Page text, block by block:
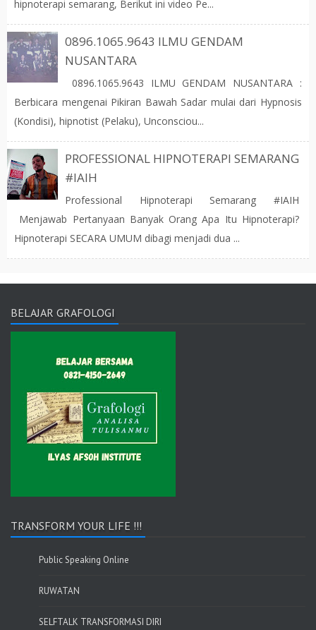
hipnoterapi semarang, Berikut ini video Pe...
0896.1065.9643 ILMU GENDAM
NUSANTARA
0896.1065.9643 ILMU GENDAM NUSANTARA :
Berbicara mengenai Pikiran Bawah Sadar mulai dari Hypnosis
(Kondisi), hipnotist (Pelaku), Unconsciou...
PROFESSIONAL HIPNOTERAPI SEMARANG
#IAIH
Professional Hipnoterapi Semarang #IAIH
Menjawab Pertanyaan Banyak Orang Apa Itu Hipnoterapi?
Hipnoterapi SECARA UMUM dibagi menjadi dua ...
BELAJAR GRAFOLOGI
TRANSFORM YOUR LIFE !!!
Public Speaking Online
RUWATAN
SELFTALK TRANSFORMASI DIRI